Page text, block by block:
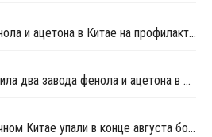
CSPC закрыла завод фенола и ацетона в Китае на профилактику
PTT Phenol в мае загрузила два завода фенола и ацетона в Таиланде на полную мощность
Запасы ацетона в Восточном Китае упали в конце августа более чем на четверть